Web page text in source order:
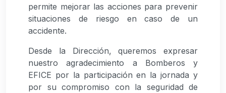
permite mejorar las acciones para prevenir
situaciones de riesgo en caso de un
accidente.
Desde la Dirección, queremos expresar
nuestro agradecimiento a Bomberos y
EFICE por la participación en la jornada y
por su compromiso con la seguridad de